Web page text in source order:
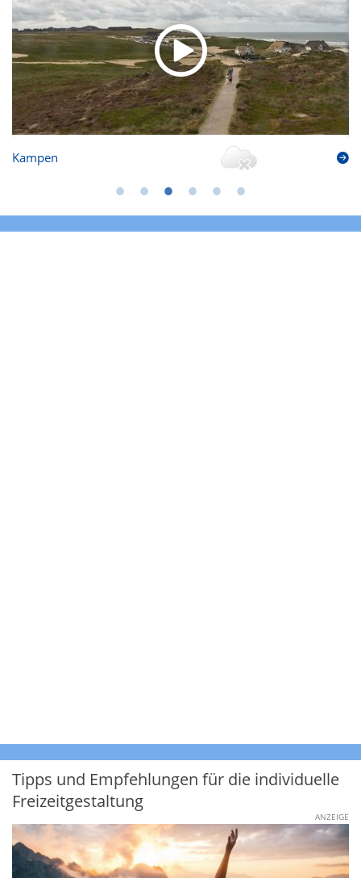
Kampen
Tipps und Empfehlungen für die individuelle
Freizeitgestaltung
ANZEIGE